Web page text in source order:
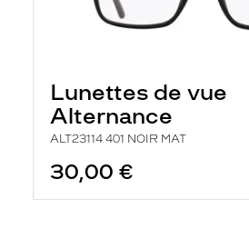
Lunettes de vue
Alternance
ALT23114 401 NOIR MAT
30,00 €